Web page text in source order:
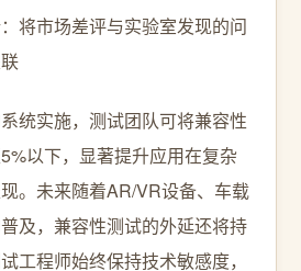
将市场差评与实验室发现的问
统实施，测试团队可将兼容性
以下，显著提升应用在复杂
。未来随着AR/VR设备、车载
及，兼容性测试的外延还将持
工程师始终保持技术敏感度，